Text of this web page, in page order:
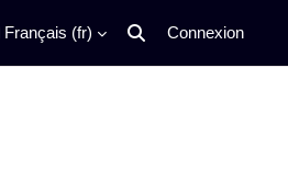
Français ‎(fr)‎
Activer/désactiver la
Connexion